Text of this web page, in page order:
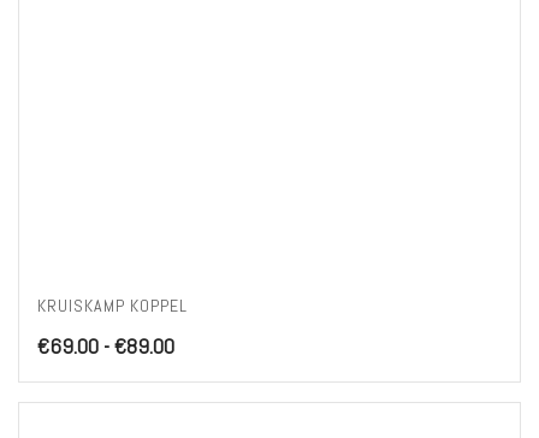
KRUISKAMP KOPPEL
€69.00 -€89.00Prijsklasse:
€69.00